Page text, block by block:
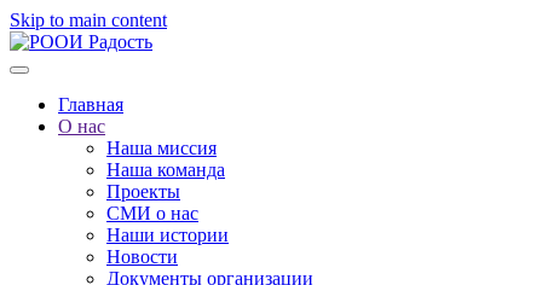
Skip to main content
Главная
О нас
Наша миссия
Наша команда
Проекты
СМИ о нас
Наши истории
Новости
Документы организации